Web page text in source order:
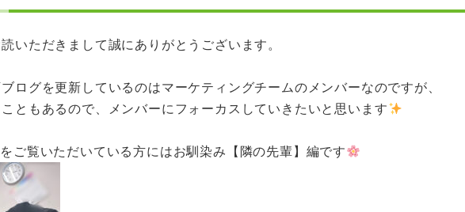
いただきまして誠にありがとうございます。
ログを更新しているのはマーケティングチームのメンバーなのですが、
ともあるので、メンバーにフォーカスしていきたいと思います
ご覧いただいている方にはお馴染み【隣の先輩】編です